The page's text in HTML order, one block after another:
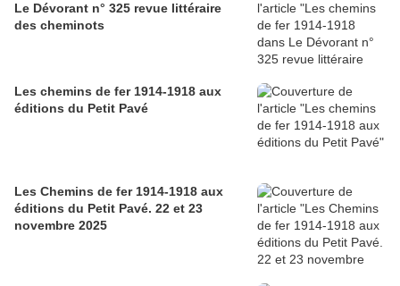
Le Dévorant n° 325 revue littéraire
des cheminots
Les chemins de fer 1914-1918 aux
éditions du Petit Pavé
Les Chemins de fer 1914-1918 aux
éditions du Petit Pavé. 22 et 23
novembre 2025